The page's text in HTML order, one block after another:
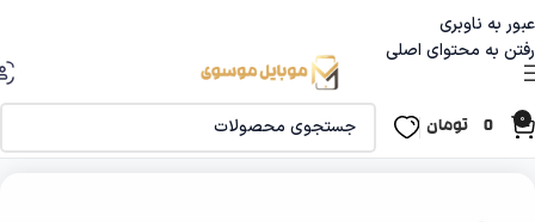
عبور به ناوبری
رفتن به محتوای اصلی
0
0 تومان
کیف گوشی